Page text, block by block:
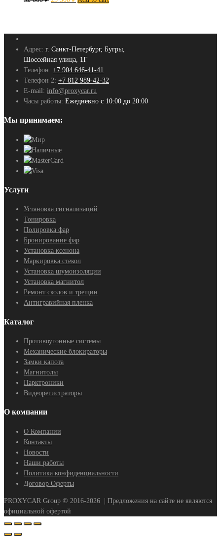
Адрес: г. Санкт-Петербург, Бугры,
Шоссейная улица, 1Г
Телефон: +7 904 646-41-41
Телефон 2: +7 812 989-42-32
E-mail: info@proxycar.ru
Часы работы: Ежедневно с 10:00 до 20:00
Мы принимаем:
Услуги
Установка сигнализаций
Тонировка
Полировка фар
Бронирование фар
Установка ксенона
Маркировка стекол
Установка шумоизоляции
Установка магнитол
Ремонт сколов и трещин
Антигравийная пленка
Каталог
Противоугонные системы
Механические блокираторы
Замки капота
Магнитолы
Парктроники
Видеорегистраторы
О компании
О Компании
Контакты
Новости
Наши работы
Политика конфиденциальности
Договор Оферты
PROXYCAR Group © 2016-2026
| Предложения на сайте не являются
официальной офертой